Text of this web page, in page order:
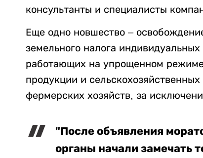
консультанты и специалисты
Еще одно новшество –
земельного налога
работающих на упрощенном
продукции и
фермерских хозяйств, за
"После объявления
органы начали замечать